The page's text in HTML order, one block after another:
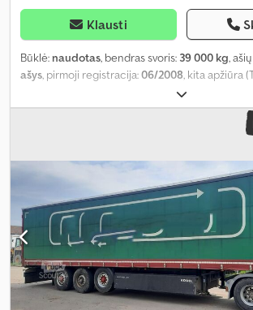
Klausti
Būklė: naudotas, bendras svoris: 39 000 kg,
ašys, pirmoji registracija:06/2008, kita apžiūra
, krovinių
krovos erdvės aukštis:2 600 mm, Gamybos